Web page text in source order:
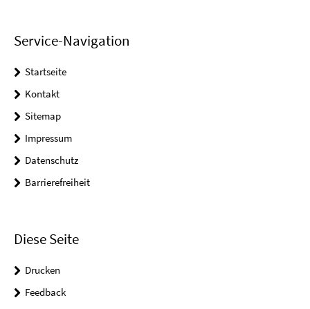
Service-Navigation
Startseite
Kontakt
Sitemap
Impressum
Datenschutz
Barrierefreiheit
Diese Seite
Drucken
Feedback